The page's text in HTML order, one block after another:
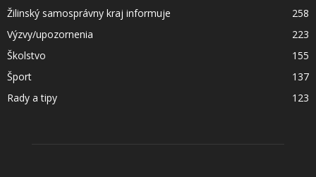
Žilinský samosprávny kraj informuje
258
Výzvy/upozornenia
223
Školstvo
155
Šport
137
Rady a tipy
123